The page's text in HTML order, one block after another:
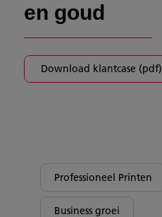
en goud
Download klantcase (pdf)
Professioneel Printen
Business groei